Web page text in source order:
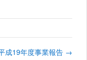
成19年度事業報告 →